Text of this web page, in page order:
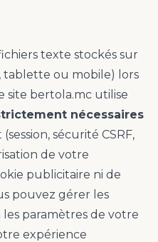
texte stockés sur
ou mobile) lors
site bertola.mc utilise
nécessaires
sécurité CSRF,
de votre
publicitaire ni de
pouvez gérer les
paramètres de votre
expérience